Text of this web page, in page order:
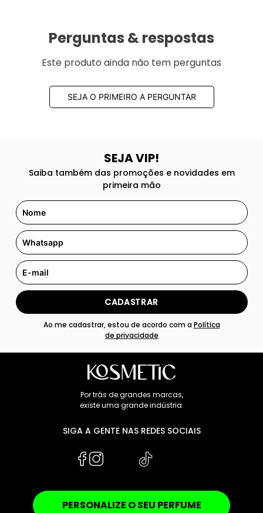
Perguntas & respostas
Este produto ainda não tem perguntas
SEJA O PRIMEIRO A PERGUNTAR
SEJA VIP!
Saiba também das promoções e novidades em
primeira mão
CADASTRAR
Ao me cadastrar, estou de acordo com aPolítica
de privacidade
Por trás de grandes marcas,
existe uma grande indústria.
SIGA A GENTE NAS REDES SOCIAIS
PERSONALIZE O SEU PERFUME